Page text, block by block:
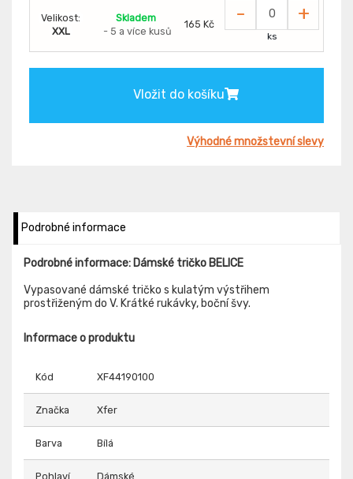
Velikost:
XXL
Skladem
- 5 a více kusů
165 Kč - +
ks
Vložit do košíku
Výhodné množstevní slevy
Podrobné informace
Podrobné informace: Dámské tričko BELICE
Vypasované dámské tričko s kulatým výstřihem
prostřiženým do V. Krátké rukávky, boční švy.
Informace o produktu
Kód XF44190100
Značka Xfer
Barva Bílá
Pohlaví Dámské